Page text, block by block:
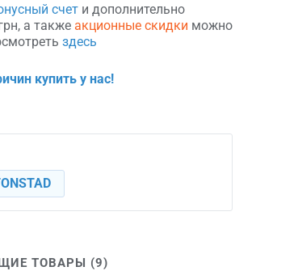
счети дополнительно
а также акционные скидки можно
здесь
купить у нас!
ТОВАРЫ (9)